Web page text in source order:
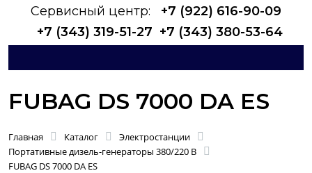
Сервисный центр:
+7 (922) 616-90-09
+7 (343) 319-51-27 +7 (343) 380-53-64
FUBAG DS 7000 DA ES
Главная Каталог
Электростанции
Портативные дизель-генераторы 380/220 В
FUBAG DS 7000 DA ES